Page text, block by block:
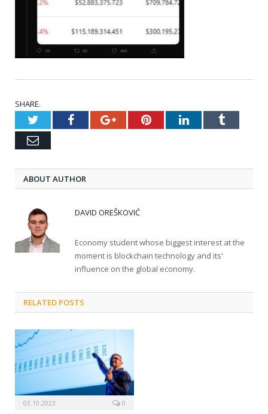
SHARE.
TwitterFacebookGoogle+PinterestLinkedInTumblr
Email
ABOUT AUTHOR
DAVID OREŠKOVIĆ
Economy student whose biggest interest at the
moment is blockchain technology and its'
influence on the global economy.
RELATED POSTS
03.10.2023 0